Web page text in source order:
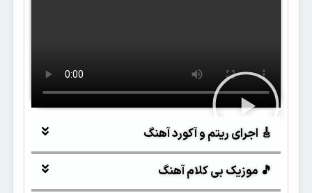
🎸 اجرای ریتم و آکورد آهنگ
🎵 موزیک بی کلام آهنگ